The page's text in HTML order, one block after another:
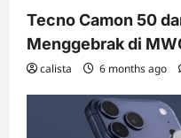
Tecno Camon 50
Menggebrak di
calista 6 months ago